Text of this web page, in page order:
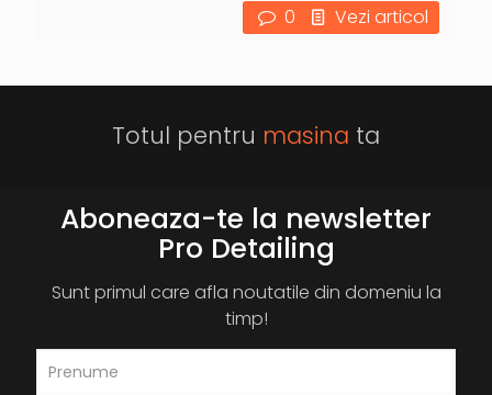
0 Vezi articol
Totul pentru masina ta
Aboneaza-te la newsletter
Pro Detailing
Sunt primul care afla noutatile din domeniu la
timp!